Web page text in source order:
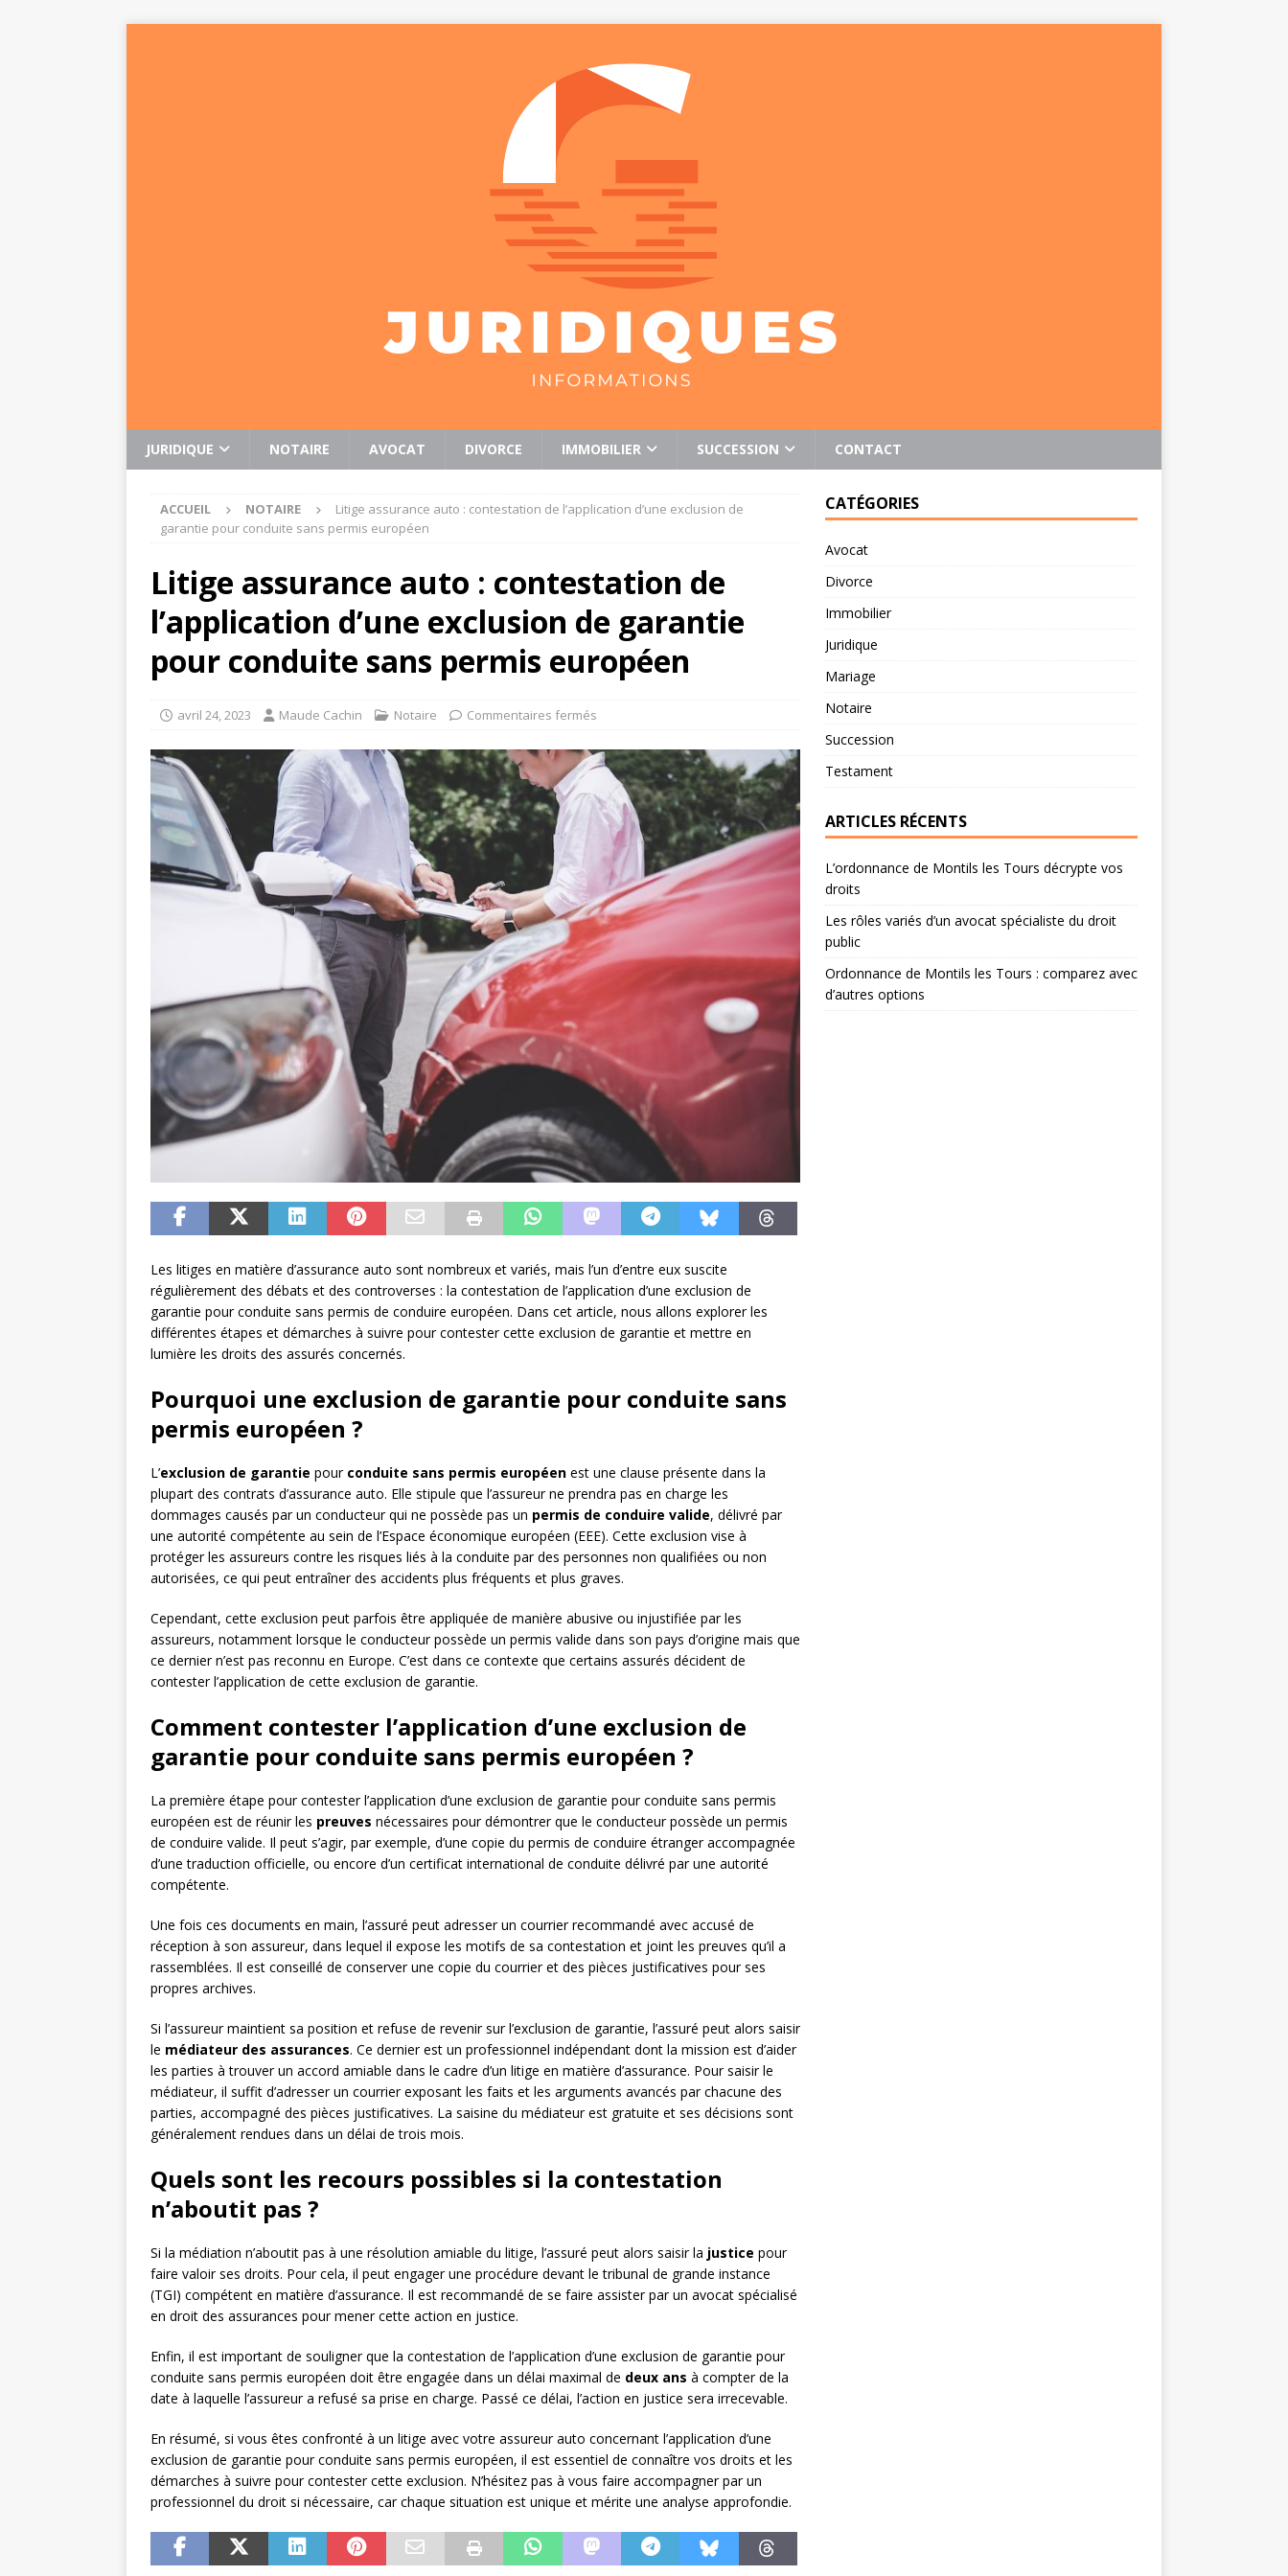
JURIDIQUE NOTAIRE AVOCAT DIVORCE IMMOBILIER SUCCESSION CONTACT
ACCUEIL NOTAIRE
Litige assurance auto : contestation de l’application d’une exclusion de
garantie pour conduite sans permis européen
Litige assurance auto : contestation de
l’application d’une exclusion de garantie
pour conduite sans permis européen
avril 24, 2023 Maude Cachin Notaire Commentaires fermés
Les litiges en matière d’assurance auto sont nombreux et variés, mais l’un d’entre eux suscite
régulièrement des débats et des controverses : la contestation de l’application d’une exclusion de
garantie pour conduite sans permis de conduire européen. Dans cet article, nous allons explorer les
différentes étapes et démarches à suivre pour contester cette exclusion de garantie et mettre en
lumière les droits des assurés concernés.
Pourquoi une exclusion de garantie pour conduite sans
permis européen ?
L’exclusion de garantie pour conduite sans permis européen est une clause présente dans la
plupart des contrats d’assurance auto. Elle stipule que l’assureur ne prendra pas en charge les
dommages causés par un conducteur qui ne possède pas un permis de conduire valide, délivré par
une autorité compétente au sein de l’Espace économique européen (EEE). Cette exclusion vise à
protéger les assureurs contre les risques liés à la conduite par des personnes non qualifiées ou non
autorisées, ce qui peut entraîner des accidents plus fréquents et plus graves.
Cependant, cette exclusion peut parfois être appliquée de manière abusive ou injustifiée par les
assureurs, notamment lorsque le conducteur possède un permis valide dans son pays d’origine mais que
ce dernier n’est pas reconnu en Europe. C’est dans ce contexte que certains assurés décident de
contester l’application de cette exclusion de garantie.
Comment contester l’application d’une exclusion de
garantie pour conduite sans permis européen ?
La première étape pour contester l’application d’une exclusion de garantie pour conduite sans permis
européen est de réunir les preuves nécessaires pour démontrer que le conducteur possède un permis
de conduire valide. Il peut s’agir, par exemple, d’une copie du permis de conduire étranger accompagnée
d’une traduction officielle, ou encore d’un certificat international de conduite délivré par une autorité
compétente.
Une fois ces documents en main, l’assuré peut adresser un courrier recommandé avec accusé de
réception à son assureur, dans lequel il expose les motifs de sa contestation et joint les preuves qu’il a
rassemblées. Il est conseillé de conserver une copie du courrier et des pièces justificatives pour ses
propres archives.
Si l’assureur maintient sa position et refuse de revenir sur l’exclusion de garantie, l’assuré peut alors saisir
le médiateur des assurances. Ce dernier est un professionnel indépendant dont la mission est d’aider
les parties à trouver un accord amiable dans le cadre d’un litige en matière d’assurance. Pour saisir le
médiateur, il suffit d’adresser un courrier exposant les faits et les arguments avancés par chacune des
parties, accompagné des pièces justificatives. La saisine du médiateur est gratuite et ses décisions sont
généralement rendues dans un délai de trois mois.
Quels sont les recours possibles si la contestation
n’aboutit pas ?
Si la médiation n’aboutit pas à une résolution amiable du litige, l’assuré peut alors saisir la justice pour
faire valoir ses droits. Pour cela, il peut engager une procédure devant le tribunal de grande instance
(TGI) compétent en matière d’assurance. Il est recommandé de se faire assister par un avocat spécialisé
en droit des assurances pour mener cette action en justice.
Enfin, il est important de souligner que la contestation de l’application d’une exclusion de garantie pour
conduite sans permis européen doit être engagée dans un délai maximal de deux ans à compter de la
date à laquelle l’assureur a refusé sa prise en charge. Passé ce délai, l’action en justice sera irrecevable.
En résumé, si vous êtes confronté à un litige avec votre assureur auto concernant l’application d’une
exclusion de garantie pour conduite sans permis européen, il est essentiel de connaître vos droits et les
démarches à suivre pour contester cette exclusion. N’hésitez pas à vous faire accompagner par un
professionnel du droit si nécessaire, car chaque situation est unique et mérite une analyse approfondie.
CATÉGORIES
Avocat
Divorce
Immobilier
Juridique
Mariage
Notaire
Succession
Testament
ARTICLES RÉCENTS
L’ordonnance de Montils les Tours décrypte vos
droits
Les rôles variés d’un avocat spécialiste du droit
public
Ordonnance de Montils les Tours : comparez avec
d’autres options